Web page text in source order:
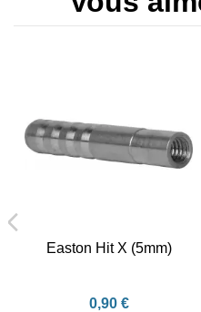
Easton Hit X (5mm)
0,90 €